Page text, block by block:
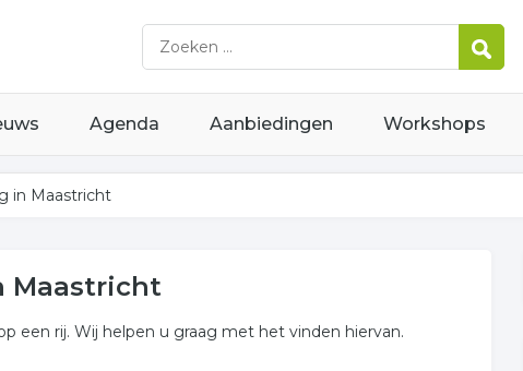
Agenda Aanbiedingen Workshops
in Maastricht
Maastricht
een rij. Wij helpen u graag met het vinden hiervan.